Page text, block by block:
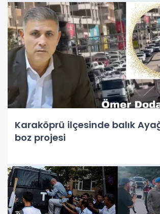
Karaköprü ilçesinde balık
boz projesi